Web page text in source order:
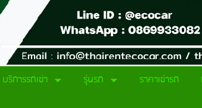
บริการรถเช่า รุ่นรถ ราคาเช่ารถ